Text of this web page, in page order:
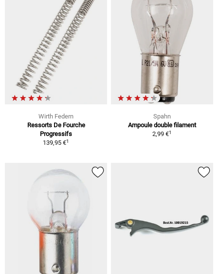
Wirth Federn
Ressorts De Fourche
Progressifs
139,95 €1
Spahn
Ampoule double filament
2,99 €1